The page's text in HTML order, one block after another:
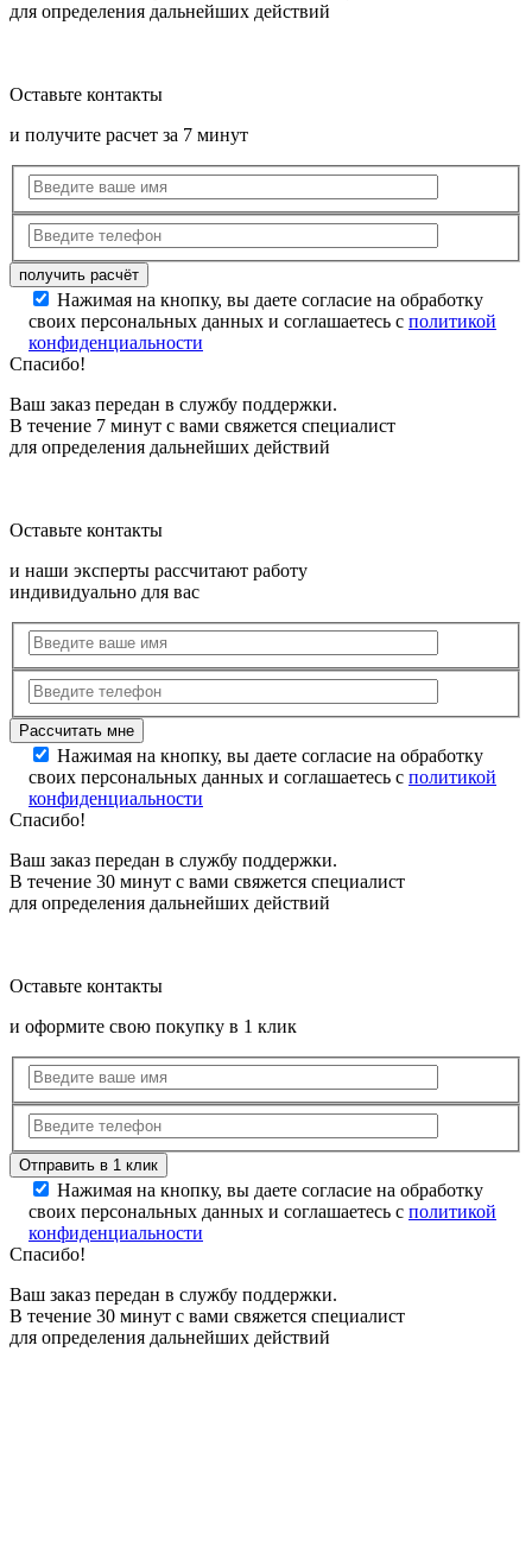
для определения дальнейших действий
Оставьте контакты
и получите расчет за 7 минут
Нажимая на кнопку, вы даете согласие на обработку
своих персональных данных и соглашаетесь с политикой
конфиденциальности
Спасибо!
Ваш заказ передан в службу поддержки.
В течение 7 минут с вами свяжется специалист
для определения дальнейших действий
Оставьте контакты
и наши эксперты рассчитают работу
индивидуально для вас
Нажимая на кнопку, вы даете согласие на обработку
своих персональных данных и соглашаетесь с политикой
конфиденциальности
Спасибо!
Ваш заказ передан в службу поддержки.
В течение 30 минут с вами свяжется специалист
для определения дальнейших действий
Оставьте контакты
и оформите свою покупку в 1 клик
Нажимая на кнопку, вы даете согласие на обработку
своих персональных данных и соглашаетесь с политикой
конфиденциальности
Спасибо!
Ваш заказ передан в службу поддержки.
В течение 30 минут с вами свяжется специалист
для определения дальнейших действий